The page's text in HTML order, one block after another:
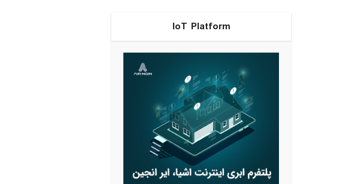
IoT Platform